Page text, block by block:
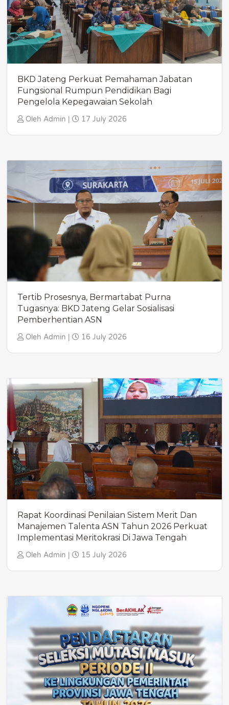
BKD Jateng Perkuat Pemahaman Jabatan
Fungsional Rumpun Pendidikan Bagi
Pengelola Kepegawaian Sekolah
Oleh Admin | 17 July 2026
Tertib Prosesnya, Bermartabat Purna
Tugasnya: BKD Jateng Gelar Sosialisasi
Pemberhentian ASN
Oleh Admin | 16 July 2026
Rapat Koordinasi Penilaian Sistem Merit Dan
Manajemen Talenta ASN Tahun 2026 Perkuat
Implementasi Meritokrasi Di Jawa Tengah
Oleh Admin | 15 July 2026